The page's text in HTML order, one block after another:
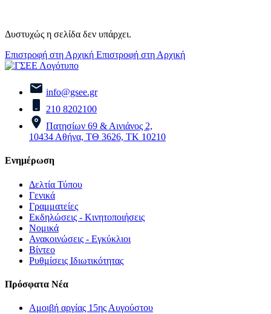
Δυστυχώς η σελίδα δεν υπάρχει.
Επιστροφή στη Αρχική Επιστροφή στη Αρχική
info@gsee.gr
210 8202100
Πατησίων 69 & Αινιάνος 2,
10434 Αθήνα, ΤΘ 3626, ΤΚ 10210
Ενημέρωση
Δελτία Τύπου
Γενικά
Γραμματείες
Εκδηλώσεις - Κινητοποιήσεις
Νομικά
Ανακοινώσεις - Εγκύκλιοι
Βίντεο
Ρυθμίσεις Ιδιωτικότητας
Πρόσφατα Νέα
Αμοιβή αργίας 15ης Αυγούστου